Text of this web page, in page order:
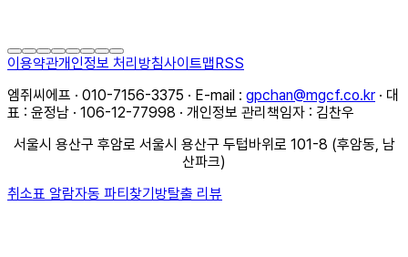
이용약관개인정보 처리방침사이트맵RSS
엠쥐씨에프 · 010-7156-3375 · E-mail : gpchan@mgcf.co.kr · 대
표 : 윤정남 · 106-12-77998 · 개인정보 관리책임자 : 김찬우
서울시 용산구 후암로 서울시 용산구 두텁바위로 101-8 (후암동, 남
산파크)
취소표 알람자동 파티찾기방탈출 리뷰